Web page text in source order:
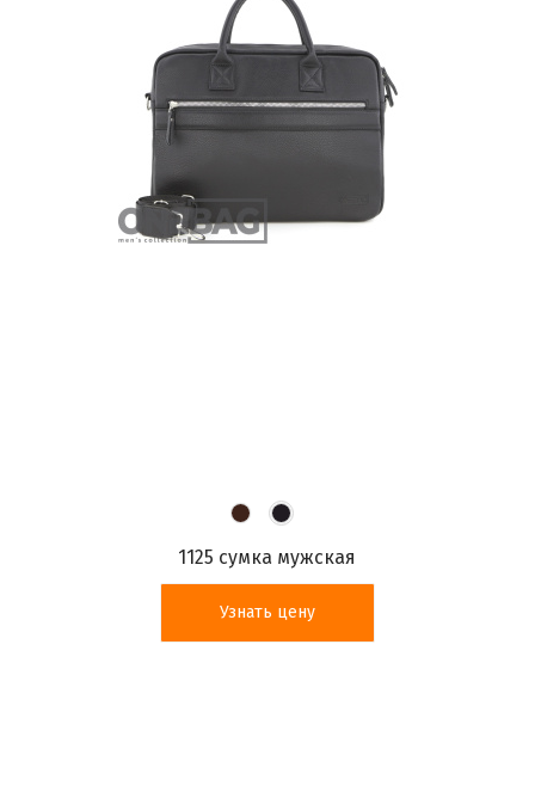
1125 сумка мужская
Узнать цену